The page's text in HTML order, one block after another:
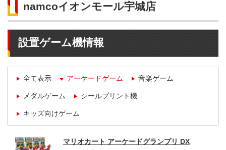
namcoイオンモール宇城店
設置ゲーム機情報
全て表示 アーケードゲーム 音楽ゲーム
メダルゲーム シールプリント機
キッズ向けゲーム
マリオカート アーケードグランプリ DX